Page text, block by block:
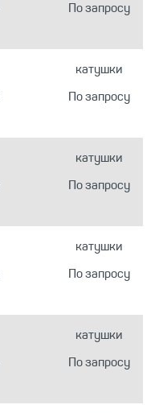
По запросу
катушки
По запросу
катушки
По запросу
катушки
По запросу
катушки
По запросу